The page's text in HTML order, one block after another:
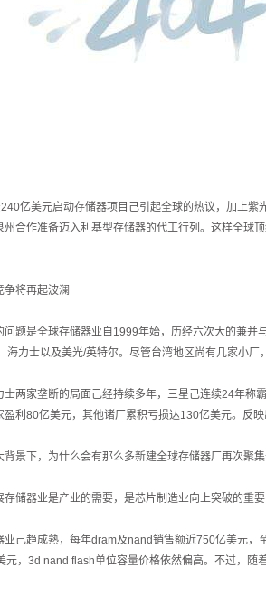
240亿美元启动存储器项目己引起全球的热议，加上
州合作准备迈入利基型存储器的代工行列。这样全球
将再起波澜
是全球存储器业自1999年始，历经六次大的兼并
海力士以及美光/英特尔。尽管台湾地区尚有几家小
家垄断的局面己经持续多年，三星己连续24年称
盈利80亿美元，其他诸厂累积亏损达130亿美元。反
下，为什么会有那么多新建全球存储器厂再次聚
器业是产业的需要，是芯片制造业向上突破的重要
趋成熟，每年dram及nand销售额近750亿美元，
元，3d nand flash单位容量价格依然偏高。不过，